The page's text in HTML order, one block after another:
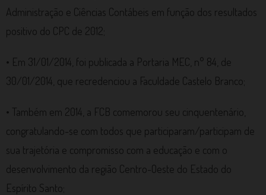
Administração e Ciências Contábeis em função dos resultados
positivo do CPC de 2012;
• Em 31/01/2014, foi publicada a Portaria MEC, n° 84, de
30/01/2014, que recredenciou a Faculdade Castelo Branco;
• Também em 2014, a FCB comemorou seu cinquentenário,
congratulando-se com todos que participaram/participam de
sua trajetória e compromisso com a educação e com o
desenvolvimento da região Centro-Oeste do Estado do
Espírito Santo;